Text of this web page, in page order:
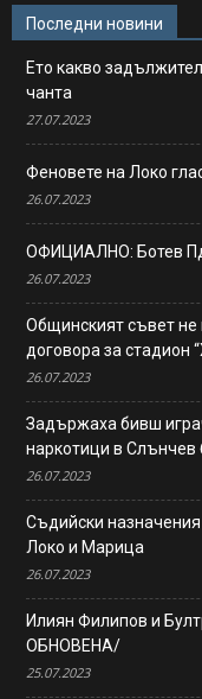
Последни новини
Ето какво
чанта
27.07.2023
Феновете на Локо
26.07.2023
ОФИЦИАЛНО: Ботев Пд
26.07.2023
Общинският съвет
договора за стадион
26.07.2023
Задържаха бивш
наркотици в Слънчев
26.07.2023
Съдийски
Локо и Марица
26.07.2023
Илиян Филипов и
ОБНОВЕНА/
25.07.2023